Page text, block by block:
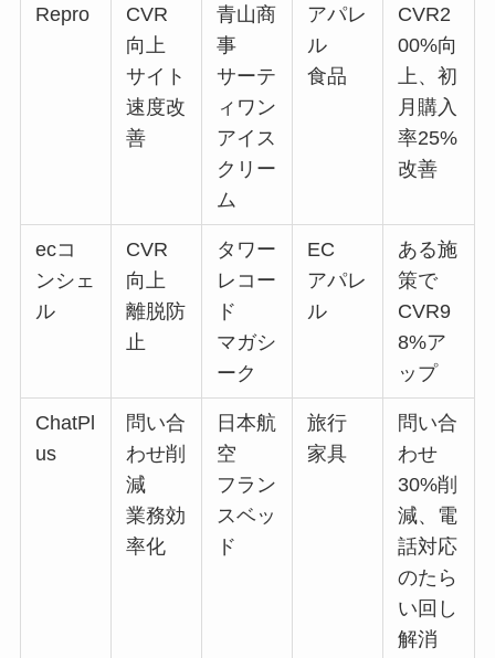
Repro
CVR
向上
サイト
速度改
善
青山商
事
サーテ
ィワン
アイス
クリー
ム
アパレ
ル
食品
CVR2
00%向
上、初
月購入
率25%
改善
ecコ
ンシェ
ル
CVR
向上
離脱防
止
タワー
レコー
ド
マガシ
ーク
EC
アパレ
ル
ある施
策で
CVR9
8%ア
ップ
ChatPl
us
問い合
わせ削
減
業務効
率化
日本航
空
フラン
スベッ
ド
旅行
家具
問い合
わせ
30%削
減、電
話対応
のたら
い回し
解消